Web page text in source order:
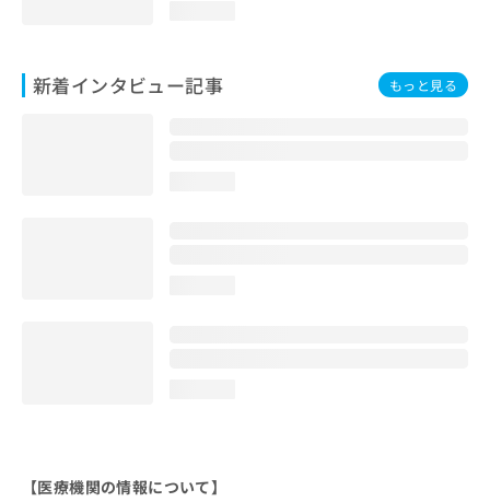
新着インタビュー記事 もっと見る
【医療機関の情報について】